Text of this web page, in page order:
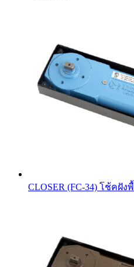
CLOSER (FC-34) โช้คฝัง